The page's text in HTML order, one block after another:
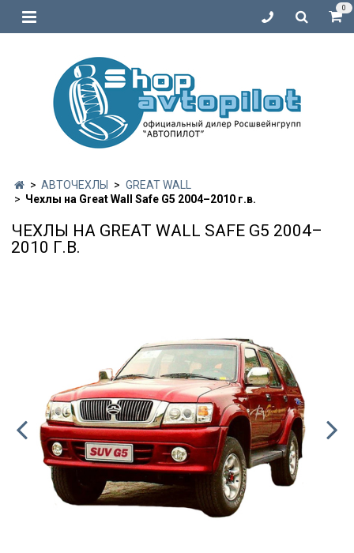
0
АВТОЧЕХЛЫ
GREAT WALL
Чехлы на Great Wall Safe G5 2004–2010 г.в.
ЧЕХЛЫ НА GREAT WALL SAFE G5 2004–
2010 Г.В.